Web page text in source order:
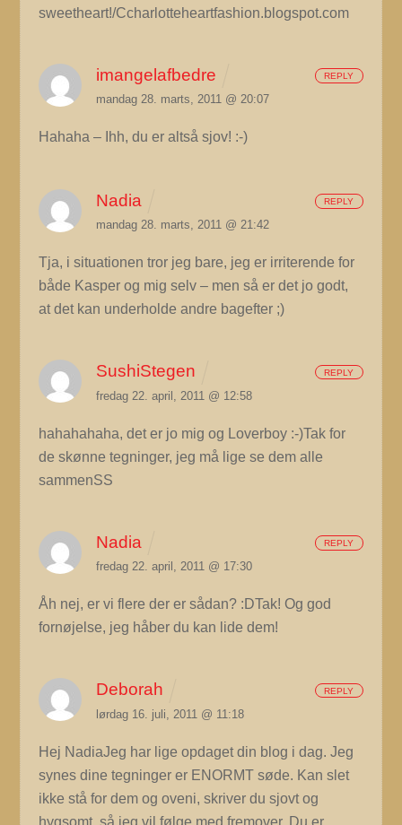
sweetheart!/Ccharlotteheartfashion.blogspot.com
imangelafbedre
mandag 28. marts, 2011 @ 20:07
Hahaha – Ihh, du er altså sjov! :-)
REPLY
Nadia
mandag 28. marts, 2011 @ 21:42
Tja, i situationen tror jeg bare, jeg er irriterende for
både Kasper og mig selv – men så er det jo godt,
at det kan underholde andre bagefter ;)
REPLY
SushiStegen
fredag 22. april, 2011 @ 12:58
hahahahaha, det er jo mig og Loverboy :-)Tak for
de skønne tegninger, jeg må lige se dem alle
sammenSS
REPLY
Nadia
fredag 22. april, 2011 @ 17:30
Åh nej, er vi flere der er sådan? :DTak! Og god
fornøjelse, jeg håber du kan lide dem!
REPLY
Deborah
lørdag 16. juli, 2011 @ 11:18
Hej NadiaJeg har lige opdaget din blog i dag. Jeg
synes dine tegninger er ENORMT søde. Kan slet
ikke stå for dem og oveni, skriver du sjovt og
hygsomt, så jeg vil følge med fremover. Du er
REPLY